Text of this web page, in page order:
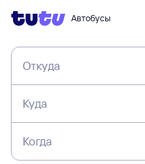
Автобусы
Откуда
Куда
Когда